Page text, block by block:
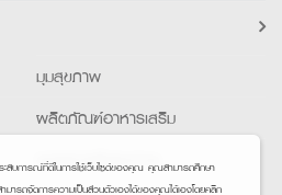
มุมสุขภาพ
ผลิตภัณฑ์อาหารเสริม
อุปกรณ์เพื่อสุขภาพ
สบการณ์ที่ดีในการใช้เว็บไซต์ของคุณ คุณสามารถศึกษา
ามารถจัดการความเป็นส่วนตัวเองได้ของคุณได้เองโดยคลิก